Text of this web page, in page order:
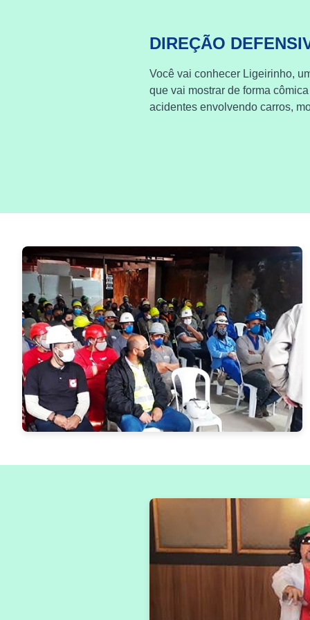
DIREÇÃO
Você vai conhecer Ligeirinho,
que vai mostrar de forma
acidentes envolvendo carros,